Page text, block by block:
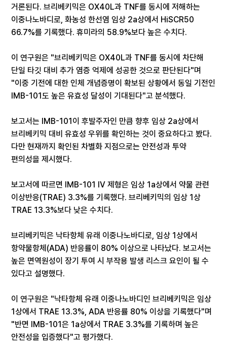
거론된다. 브리베키믹은 OX40L과 TNF를 동시에 저해하는
이중나노바디로, 화농성 한선염 임상 2a상에서 HiSCR50
66.7%를 기록했다. 휴미라의 58.9%보다 높은 수치다.
이 연구원은 "브리베키믹은 OX40L과 TNF를 동시에 차단해
단일 타깃 대비 추가 염증 억제에 성공한 것으로 판단된다"며
"이중 기전에 대한 인체 개념증명이 확보된 상황에서 동일 기전인
IMB-101도 높은 유효성 달성이 기대된다"고 분석했다.
보고서는 IMB-101이 후발주자인 만큼 향후 임상 2a상에서
브리베키믹 대비 유효성 우위를 확인하는 것이 중요하다고 봤다.
다만 현재까지 확인된 차별화 지점으로는 안전성과 투약
편의성을 제시했다.
보고서에 따르면 IMB-101 IV 제형은 임상 1a상에서 약물 관련
이상반응(TRAE) 3.3%를 기록했다. 브리베키믹의 임상 1상
TRAE 13.3%보다 낮은 수치다.
브리베키믹은 낙타항체 유래 이중나노바디로, 임상 1상에서
항약물항체(ADA) 반응률이 80% 이상으로 나타났다. 보고서는
높은 면역원성이 장기 투여 시 부작용 발생 리스크 요인이 될 수
있다고 설명했다.
이 연구원은 "낙타항체 유래 이중나노바디인 브리베키믹은 임상
1상에서 TRAE 13.3%, ADA 반응률 80% 이상을 기록했다"며
"반면 IMB-101은 1a상에서 TRAE 3.3%를 기록하며 높은
안전성을 입증했다"고 평가했다.